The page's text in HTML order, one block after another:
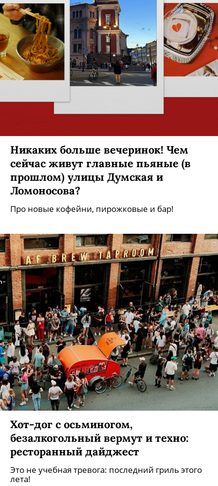
Никаких больше вечеринок! Чем
сейчас живут главные пьяные (в
прошлом) улицы Думская и
Хот-дог с осьминогом,
безалкогольный вермут и техно:
ресторанный дайджест
Это не учебная тревога: последний гриль этого